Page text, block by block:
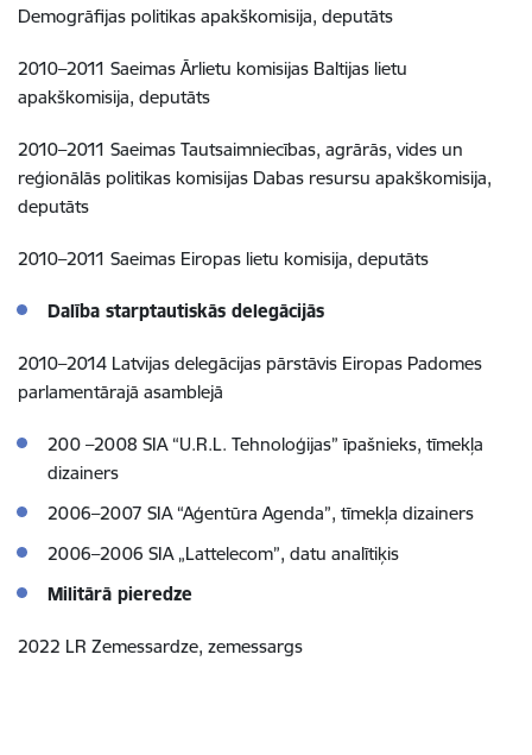
Demogrāfijas politikas apakškomisija, deputāts
2010–2011 Saeimas Ārlietu komisijas Baltijas lietu
apakškomisija, deputāts
2010–2011 Saeimas Tautsaimniecības, agrārās, vides un
reģionālās politikas komisijas Dabas resursu apakškomisija,
deputāts
2010–2011 Saeimas Eiropas lietu komisija, deputāts
Dalība starptautiskās delegācijās
2010–2014 Latvijas delegācijas pārstāvis Eiropas Padomes
parlamentārajā asamblejā
200 –2008 SIA “U.R.L. Tehnoloģijas” īpašnieks, tīmekļa
dizainers
2006–2007 SIA “Aģentūra Agenda”, tīmekļa dizainers
2006–2006 SIA „Lattelecom”, datu analītiķis
Militārā pieredze
2022 LR Zemessardze, zemessargs